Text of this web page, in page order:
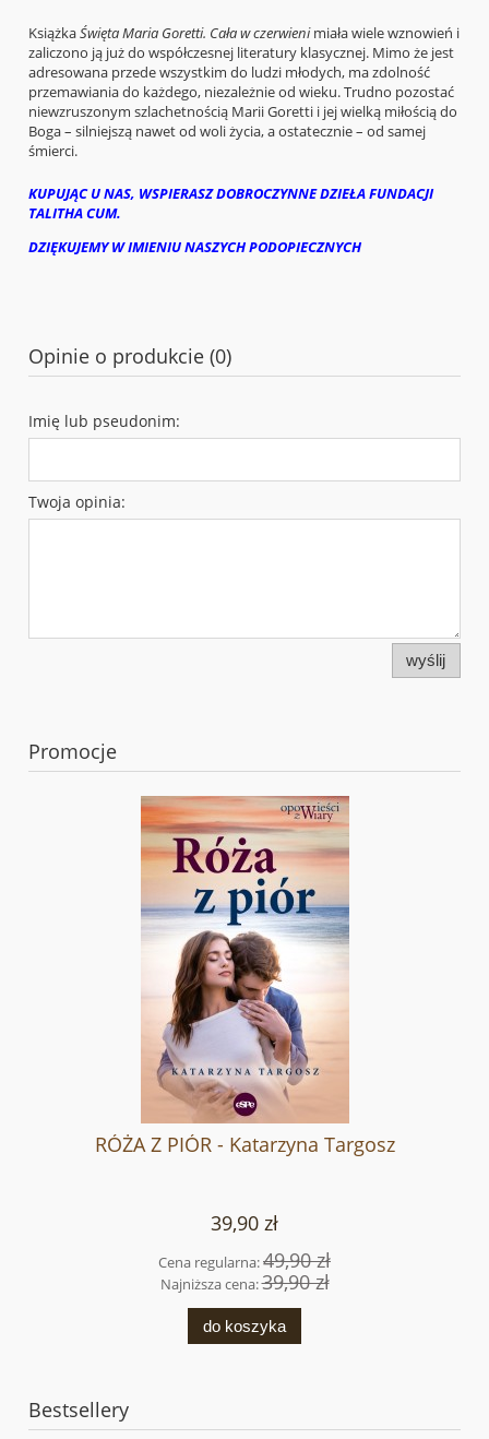
KsiążkaŚwięta Maria Goretti. Cała w czerwienimiała wiele wznowień i
zaliczono ją już do współczesnej literatury klasycznej. Mimo że jest
adresowana przede wszystkim do ludzi młodych, ma zdolność
przemawiania do każdego, niezależnie od wieku. Trudno pozostać
niewzruszonym szlachetnością Marii Goretti i jej wielką miłością do
Boga – silniejszą nawet od woli życia, a ostatecznie – od samej
śmierci.
KUPUJĄC U NAS, WSPIERASZ DOBROCZYNNE DZIEŁA FUNDACJI
TALITHA CUM.
DZIĘKUJEMY W IMIENIU NASZYCH PODOPIECZNYCH
Opinie o produkcie (0)
Imię lub pseudonim:
Twoja opinia:
wyślij
Promocje
RÓŻA Z PIÓR - Katarzyna Targosz
39,90 zł
Cena regularna:49,90 zł
Najniższa cena:39,90 zł
do koszyka
Bestsellery